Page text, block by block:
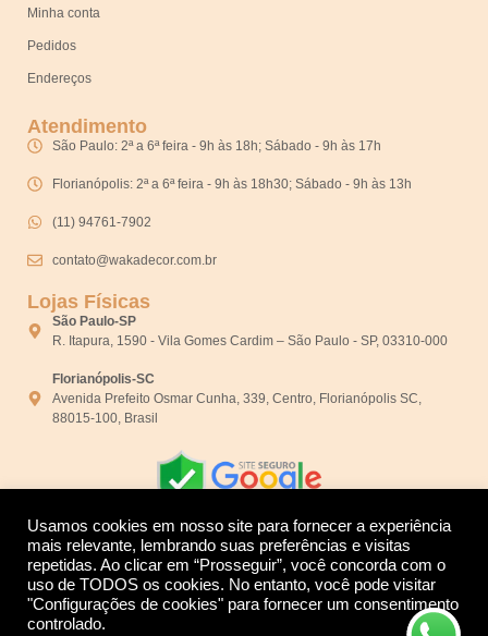
Minha conta
Pedidos
Endereços
Atendimento
São Paulo: 2ª a 6ª feira - 9h às 18h; Sábado - 9h às 17h
Florianópolis: 2ª a 6ª feira - 9h às 18h30; Sábado - 9h às 13h
(11) 94761-7902
contato@wakadecor.com.br
Lojas Físicas
São Paulo-SP
R. Itapura, 1590 - Vila Gomes Cardim – São Paulo - SP, 03310-000
Florianópolis-SC
Avenida Prefeito Osmar Cunha, 339, Centro, Florianópolis SC,
88015-100, Brasil
Desenvolvido por:
Usamos cookies em nosso site para fornecer a experiência
mais relevante, lembrando suas preferências e visitas
repetidas. Ao clicar em “Prosseguir”, você concorda com o
uso de TODOS os cookies. No entanto, você pode visitar
"Configurações de cookies" para fornecer um consentimento
controlado.